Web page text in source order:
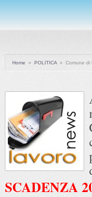
Home » POLITICA » Comune di
SCADENZA